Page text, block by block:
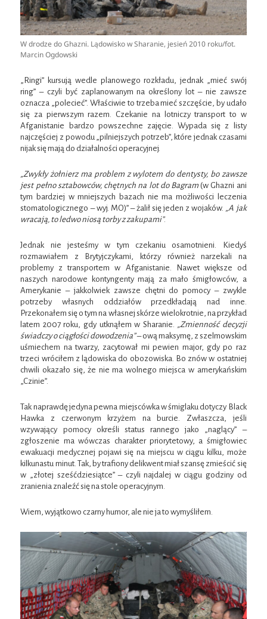
W drodze do Ghazni. Lądowisko w Sharanie, jesień 2010 roku/fot.
Marcin Ogdowski
„Ringi” kursują wedle planowego rozkładu, jednak „mieć swój
ring” – czyli być zaplanowanym na określony lot – nie zawsze
oznacza „polecieć”. Właściwie to trzeba mieć szczęście, by udało
się za pierwszym razem. Czekanie na lotniczy transport to w
Afganistanie bardzo powszechne zajęcie. Wypada się z listy
najczęściej z powodu „pilniejszych potrzeb”, które jednak czasami
nijak się mają do działalności operacyjnej.
„Zwykły żołnierz ma problem z wylotem do dentysty, bo zawsze
jest pełno sztabowców, chętnych na lot do Bagram(w Ghazni ani
tym bardziej w mniejszych bazach nie ma możliwości leczenia
stomatologicznego – wyj. MO)” – żalił się jeden z wojaków.
„A jak
wracają, to ledwo niosą torby z zakupami”.
Jednak nie jesteśmy w tym czekaniu osamotnieni. Kiedyś
rozmawiałem z Brytyjczykami, którzy również narzekali na
problemy z transportem w Afganistanie. Nawet większe od
naszych narodowe kontyngenty mają za mało śmigłowców, a
Amerykanie – jakkolwiek zawsze chętni do pomocy – zwykle
potrzeby własnych oddziałów przedkładają nad inne.
Przekonałem się o tym na własnej skórze wielokrotnie, na przykład
latem 2007 roku, gdy utknąłem w Sharanie.
„Zmienność decyzji
świadczy o ciągłości dowodzenia”– ową maksymę, z szelmowskim
uśmiechem na twarzy, zacytował mi pewien major, gdy po raz
trzeci wróciłem z lądowiska do obozowiska. Bo znów w ostatniej
chwili okazało się, że nie ma wolnego miejsca w amerykańskim
„Czinie”.
Tak naprawdę jedyna pewna miejscówka w śmiglaku dotyczy Black
Hawka z czerwonym krzyżem na burcie. Zwłaszcza, jeśli
wzywający pomocy określi status rannego jako „naglący” –
zgłoszenie ma wówczas charakter priorytetowy, a śmigłowiec
ewakuacji medycznej pojawi się na miejscu w ciągu kilku, może
kilkunastu minut. Tak, by trafiony delikwent miał szansę zmieścić się
w „złotej sześćdziesiątce” – czyli najdalej w ciągu godziny od
zranienia znaleźć się na stole operacyjnym.
Wiem, wyjątkowo czarny humor, ale nie ja to wymyśliłem.